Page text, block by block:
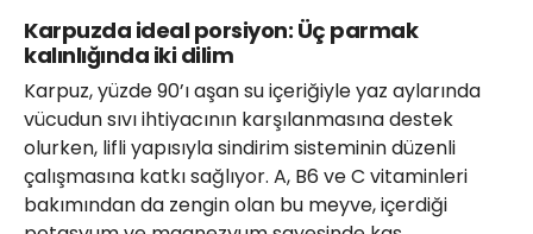
Karpuzda ideal porsiyon: Üç parmak
kalınlığında iki dilim
Karpuz, yüzde 90’ı aşan su içeriğiyle yaz aylarında
vücudun sıvı ihtiyacının karşılanmasına destek
olurken, lifli yapısıyla sindirim sisteminin düzenli
çalışmasına katkı sağlıyor. A, B6 ve C vitaminleri
bakımından da zengin olan bu meyve, içerdiği